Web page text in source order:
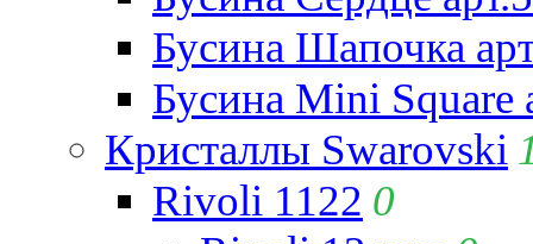
Бусина Шапочка
Бусина Mini Square
Кристаллы Swarovski
Rivoli 1122 0